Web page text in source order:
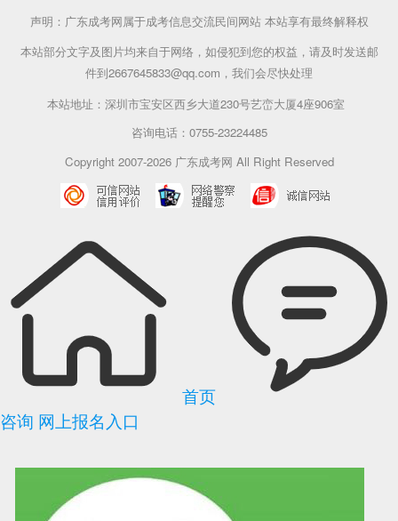
声明：广东成考网属于成考信息交流民间网站 本站享有最终解释权
本站部分文字及图片均来自于网络，如侵犯到您的权益，请及时发送邮
件到2667645833@qq.com，我们会尽快处理
本站地址：深圳市宝安区西乡大道230号艺峦大厦4座906室
咨询电话：0755-23224485
Copyright 2007-2026 广东成考网 All Right Reserved
首页
咨询 网上报名入口